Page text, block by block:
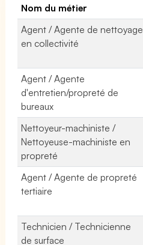
Nom du métier
Agent / Agente de nettoyage
en collectivité
Agent / Agente
d'entretien/propreté de
bureaux
Nettoyeur-machiniste /
Nettoyeuse-machiniste en
propreté
Agent / Agente de propreté
tertiaire
Technicien / Technicienne
de surface